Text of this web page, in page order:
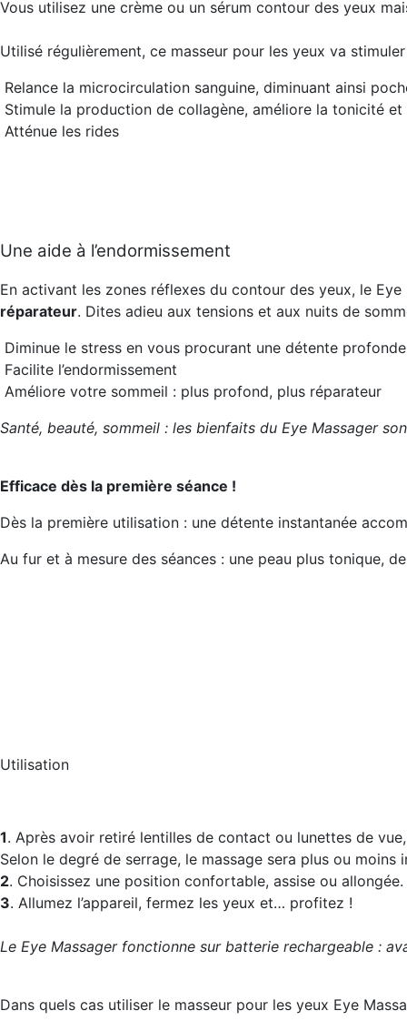
Vous utilisez une crème ou un sérum contour des yeux
Utilisé régulièrement, ce masseur pour les yeux va
Relance la microcirculation sanguine, diminuant ainsi
Stimule la production de collagène, améliore la tonicité et
Atténue les rides
Une aide à l’endormissement
En activant les zones réflexes du contour des yeux, le
réparateur. Dites adieu aux tensions et aux nuits de
Diminue le stress en vous procurant une détente profonde
Facilite l’endormissement
Améliore votre sommeil : plus profond, plus réparateur
Santé, beauté, sommeil : les bienfaits du Eye Massager
Efficace dès la première séance !
Dès la première utilisation : une détente instantanée
Au fur et à mesure des séances : une peau plus tonique,
Utilisation
1. Après avoir retiré lentilles de contact ou lunettes de
Selon le degré de serrage, le massage sera plus ou moins
2. Choisissez une position confortable, assise ou allongée.
3. Allumez l’appareil, fermez les yeux et… profitez !
Le Eye Massager fonctionne sur batterie rechargeable :
Dans quels cas utiliser le masseur pour les yeux Eye